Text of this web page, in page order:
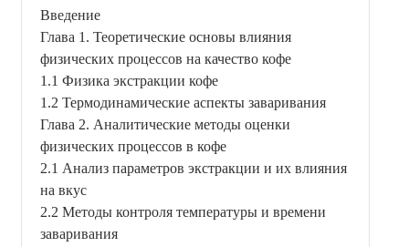
Введение
Глава 1. Теоретические основы влияния
физических процессов на качество кофе
1.1 Физика экстракции кофе
1.2 Термодинамические аспекты заваривания
Глава 2. Аналитические методы оценки
физических процессов в кофе
2.1 Анализ параметров экстракции и их влияния
на вкус
2.2 Методы контроля температуры и времени
заваривания